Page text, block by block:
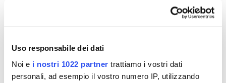
Uso responsabile dei dati
Noi e i nostri 1022 partner trattiamo i vostri dati
personali, ad esempio il vostro numero IP, utilizzando
Icom MA-510TR AIS
Ricetrasmittente
Classe B
€ 899,00
Ricetrasmettitore
€ 3.179,00